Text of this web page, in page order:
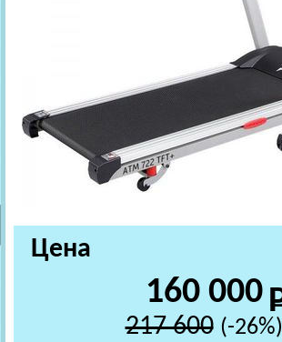
Цена
160 000
217 600 (-26%)